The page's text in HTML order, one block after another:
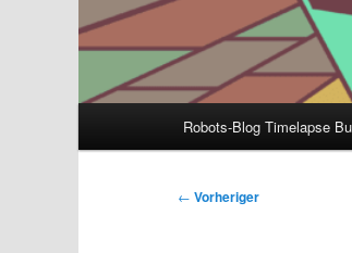
Robots-Blog Timelapse
Beitragsnavigation
← Vorheriger